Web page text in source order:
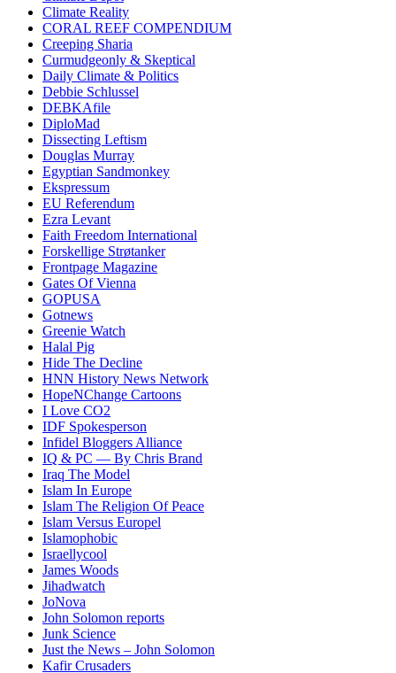
Climate Reality
CORAL REEF COMPENDIUM
Creeping Sharia
Curmudgeonly & Skeptical
Daily Climate & Politics
Debbie Schlussel
DEBKAfile
DiploMad
Dissecting Leftism
Douglas Murray
Egyptian Sandmonkey
Ekspressum
EU Referendum
Ezra Levant
Faith Freedom International
Forskellige Strøtanker
Frontpage Magazine
Gates Of Vienna
GOPUSA
Gotnews
Greenie Watch
Halal Pig
Hide The Decline
HNN History News Network
HopeNChange Cartoons
I Love CO2
IDF Spokesperson
Infidel Bloggers Alliance
IQ & PC — By Chris Brand
Iraq The Model
Islam In Europe
Islam The Religion Of Peace
Islam Versus Europel
Islamophobic
Israellycool
James Woods
Jihadwatch
JoNova
John Solomon reports
Junk Science
Just the News – John Solomon
Kafir Crusaders